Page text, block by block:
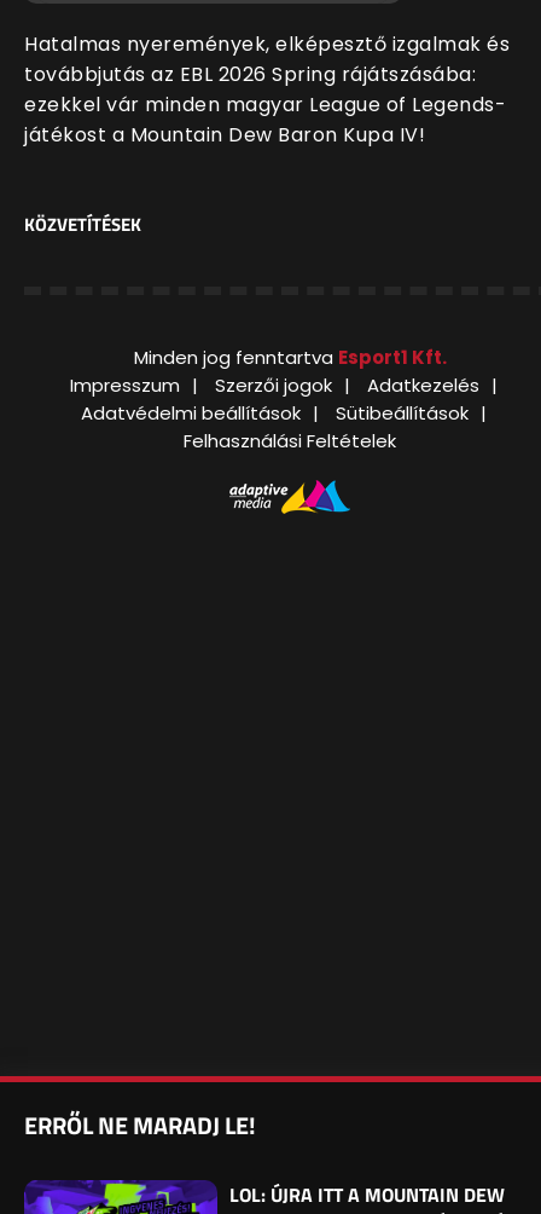
Hatalmas nyeremények, elképesztő izgalmak és
továbbjutás az EBL 2026 Spring rájátszásába:
ezekkel vár minden magyar League of Legends-
játékost a Mountain Dew Baron Kupa IV!
KÖZVETÍTÉSEK
Minden jog fenntartva Esport1 Kft.
Impresszum
Szerzői jogok
Adatkezelés
Adatvédelmi beállítások
Sütibeállítások
Felhasználási Feltételek
ERRŐL NE MARADJ LE!
LOL: ÚJRA ITT A MOUNTAIN DEW